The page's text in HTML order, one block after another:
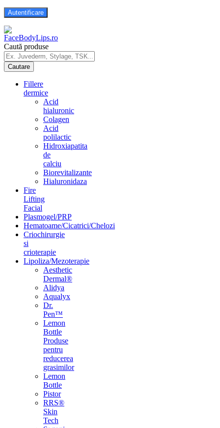
Caută produse
Fillere
dermice
Acid
hialuronic
Colagen
Acid
polilactic
Hidroxiapatita
de
calciu
Biorevitalizante
Hialuronidaza
Fire
Lifting
Facial
Plasmogel/PRP
Hematoame/Cicatrici/Chelozi
Criochirurgie
si
crioterapie
Lipoliza/Mezoterapie
Aesthetic
Dermal®
Alidya
Aqualyx
Dr.
Pen™
Lemon
Bottle
Produse
pentru
reducerea
grasimilor
Lemon
Bottle
Pistor
RRS®
Skin
Tech